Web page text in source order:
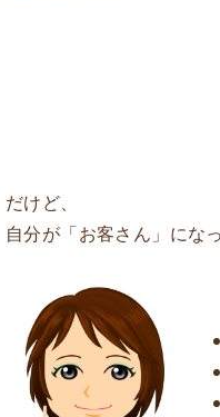
だけど、
自分が「お客さん」にな